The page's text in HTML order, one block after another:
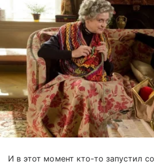
И в этот момент кто-то запустил